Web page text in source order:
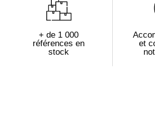
+ de 1 000
références en
stock
et